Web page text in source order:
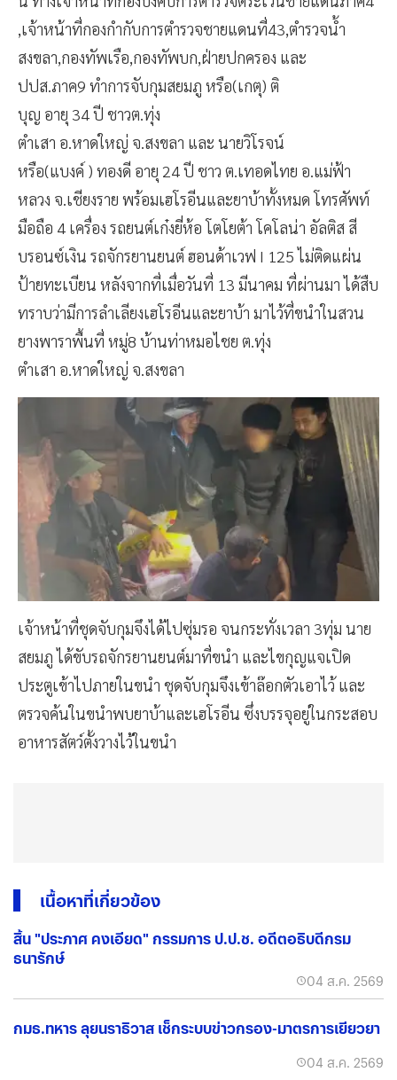
,เจ้าหน้าที่กองกำกับการตำรวจชายแดนที่43,ตำรวจน้ำ
สงขลา,กองทัพเรือ,กองทัพบก,ฝ่ายปกครอง และ
ปปส.ภาค9 ทำการจับกุมสยมภู หรือ(เกตุ) ติ
บุญ อายุ 34 ปี ชาวต.ทุ่ง
ตำเสา อ.หาดใหญ่ จ.สงขลา และ นายวิโรจน์
หรือ(แบงค์ ) ทองดี อายุ 24 ปี ชาว ต.เทอดไทย อ.แม่ฟ้า
หลวง จ.เชียงราย พร้อมเฮโรอีนและยาบ้าทั้งหมด โทรศัพท์
มือถือ 4 เครื่อง รถยนต์เก๋งยี่ห้อ โตโยต้า โคโลน่า อัลติส สี
บรอนซ์เงิน รถจักรยานยนต์ ฮอนด้าเวฟ I 125 ไม่ติดแผ่น
ป้ายทะเบียน หลังจากที่เมื่อวันที่ 13 มีนาคม ที่ผ่านมา ได้สืบ
ทราบว่ามีการลำเลียงเฮโรอีนและยาบ้า มาไว้ที่ขนำในสวน
ยางพาราพื้นที่ หมู่8 บ้านท่าหมอไชย ต.ทุ่ง
ตำเสา อ.หาดใหญ่ จ.สงขลา
เจ้าหน้าที่ชุดจับกุมจึงได้ไปซุ่มรอ จนกระทั่งเวลา 3ทุ่ม นาย
สยมภู ได้ขับรถจักรยานยนต์มาที่ขนำ และไขกุญแจเปิด
ประตูเข้าไปภายในขนำ ชุดจับกุมจึงเข้าล๊อกตัวเอาไว้ และ
ตรวจค้นในขนำพบยาบ้าและเฮโรอีน ซึ่งบรรจุอยู่ในกระสอบ
อาหารสัตว์ตั้งวางไว้ในขนำ
เนื้อหาที่เกี่ยวข้อง
สิ้น "ประภาศ คงเอียด" กรรมการ ป.ป.ช. อดีตอธิบดีกรม
ธนารักษ์
04 ส.ค. 2569
กมธ.ทหาร ลุยนราธิวาส เช็กระบบข่าวกรอง-มาตรการเยียวยา
04 ส.ค. 2569